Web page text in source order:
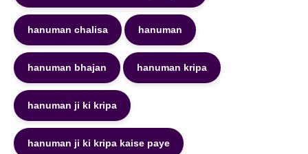
hanuman chalisa hanuman
hanuman bhajan hanuman kripa
hanuman ji ki kripa
hanuman ji ki kripa kaise paye